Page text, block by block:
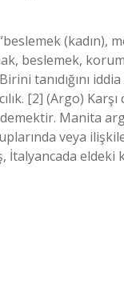
(kadın),
beslemek,
tanıdığını
[2] (Argo)
Manita
veya
İtalyancada eldeki